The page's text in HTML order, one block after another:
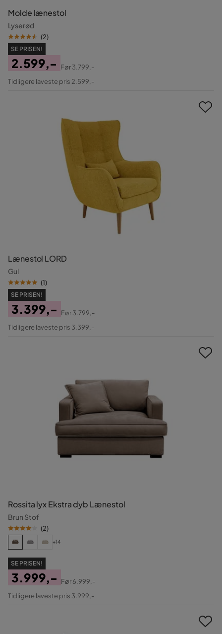
Molde lænestol
Lyserød
(2)
SE PRISEN!
Pris
2.599,-
Original
Før3.799,-
Tidligere laveste pris 2.599,-
Lænestol LORD
Gul
(1)
SE PRISEN!
Pris
3.399,-
Original
Før3.799,-
Tidligere laveste pris 3.399,-
Rossita lyx Ekstra dyb Lænestol
Brun Stof
(2)
+14
SE PRISEN!
Pris
3.999,-
Original
Før6.999,-
Tidligere laveste pris 3.999,-